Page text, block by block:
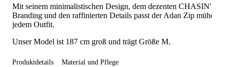
Mit seinem minimalistischen Design, dem dezenten CHASIN'-
Branding und den raffinierten Details passt der Adan Zip mühelos
jedem Outfit.
Unser Model ist 187 cm groß und trägt Größe M.
Produktdetails Material und Pflege